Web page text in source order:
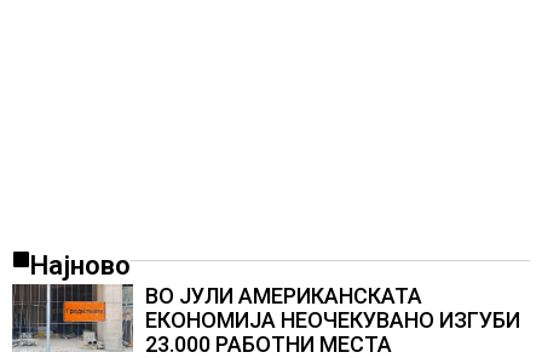
Најново
ВО ЈУЛИ АМЕРИКАНСКАТА
ЕКОНОМИЈА НЕОЧЕКУВАНО ИЗГУБИ
23.000 РАБОТНИ МЕСТА